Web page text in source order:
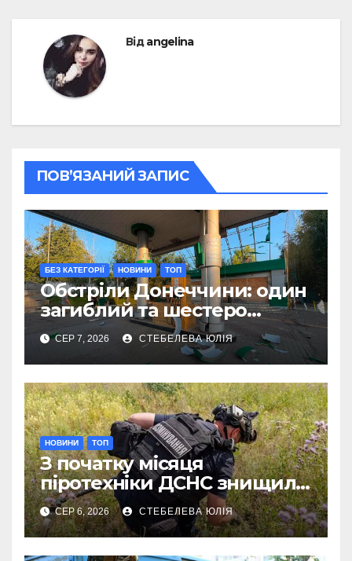
Відangelina
ПОВ’ЯЗАНИЙ ЗАПИС
БЕЗ КАТЕГОРІЇ НОВИНИ ТОП
Обстріли Донеччини: один
загиблий та шестеро
поранених за добу
СЕР 7, 2026 СТЕБЕЛЕВА ЮЛІЯ
НОВИНИ ТОП
З початку місяця
піротехніки ДСНС знищили
18 вибухонебезпечних
предметів
СЕР 6, 2026 СТЕБЕЛЕВА ЮЛІЯ